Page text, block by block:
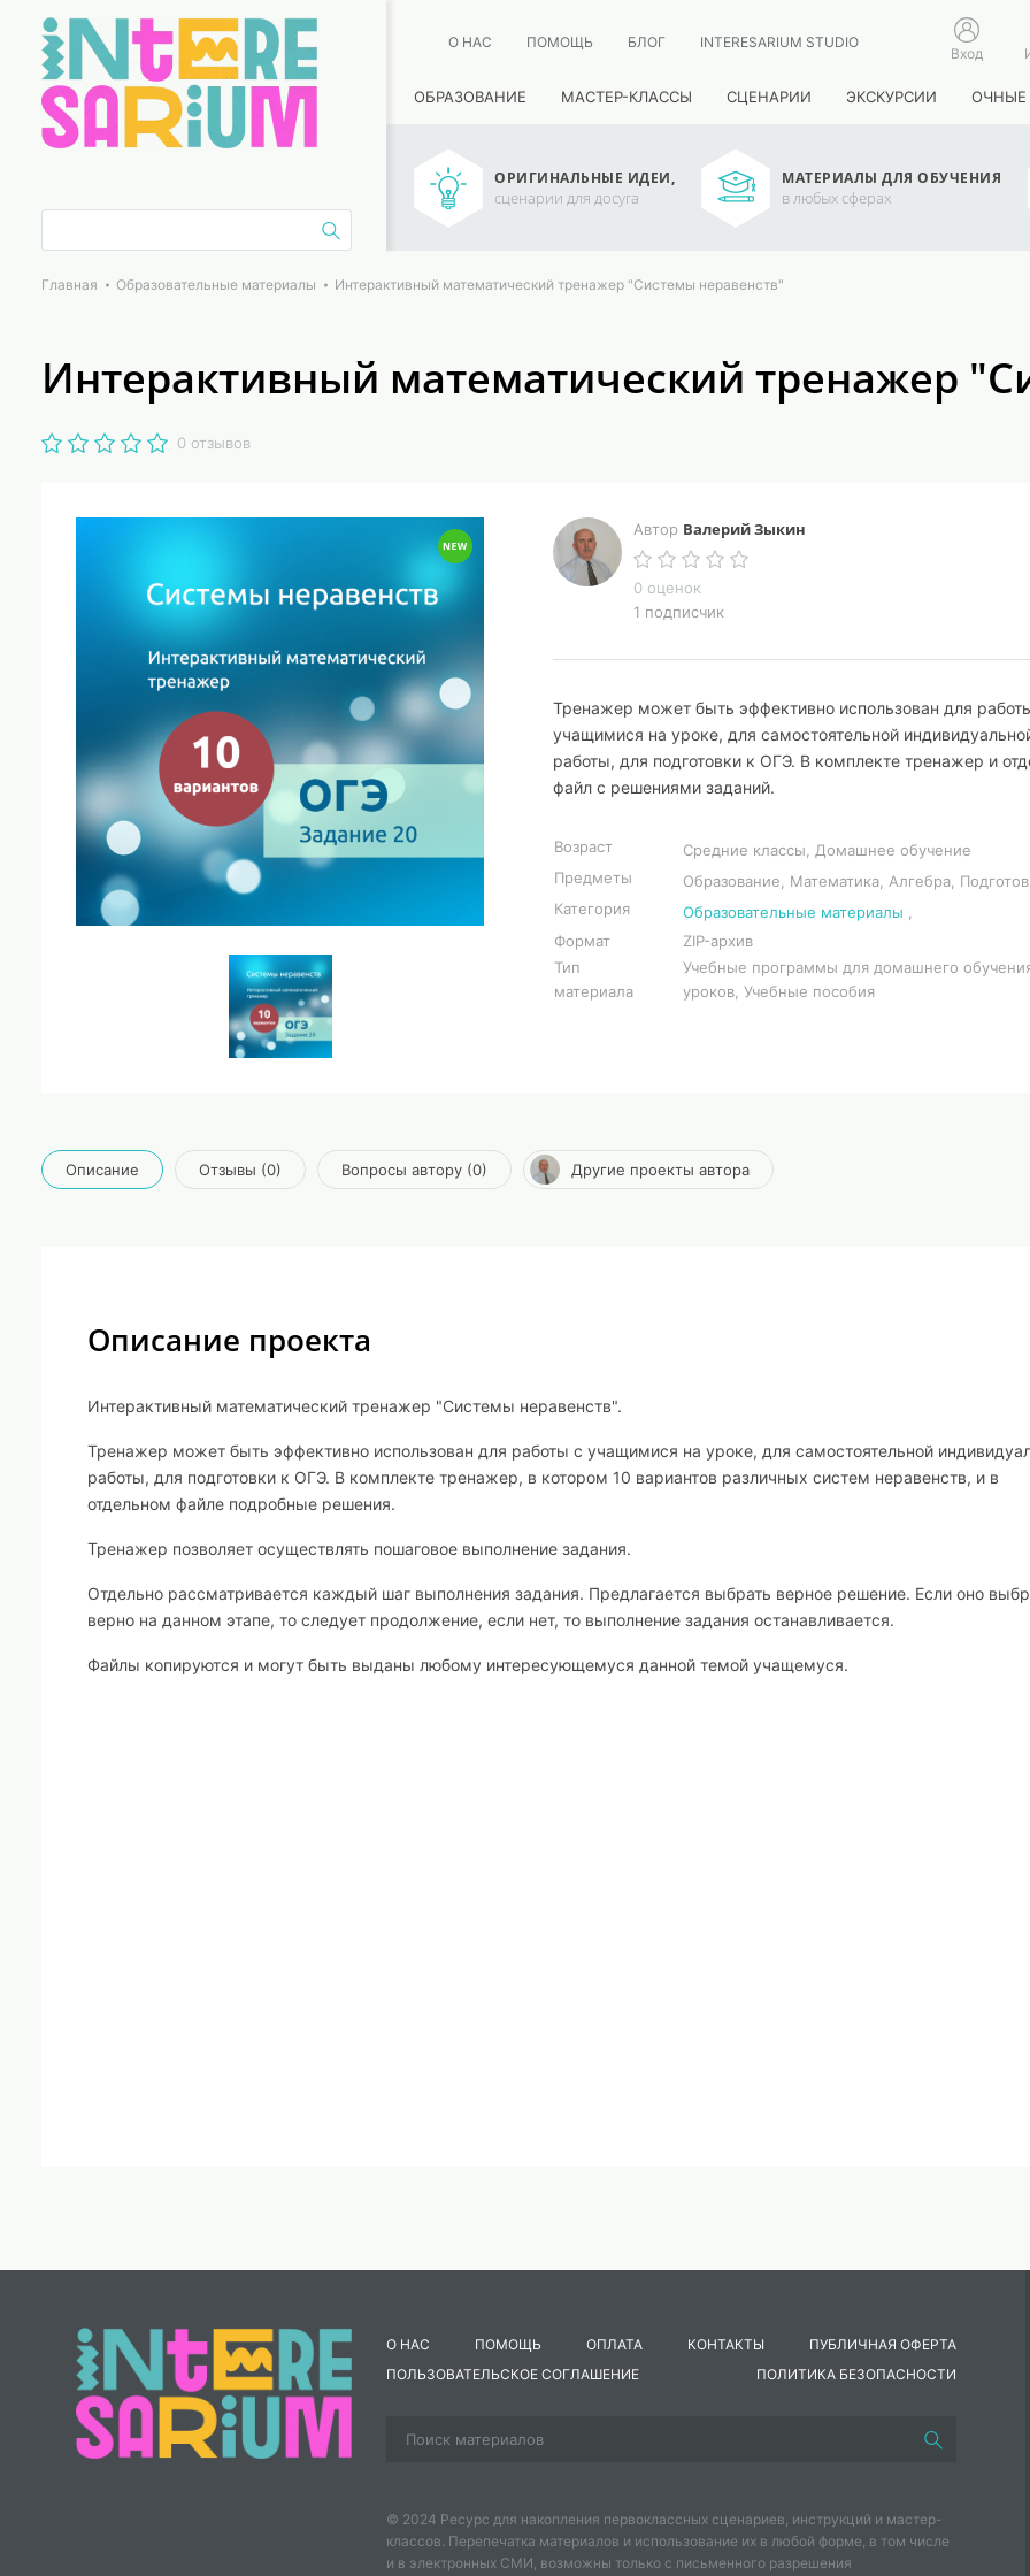
О НАС ПОМОЩЬ БЛОГ INTERESARIUM STUDIO
Вход
ОБРАЗОВАНИЕ МАСТЕР-КЛАССЫ СЦЕНАРИИ ЭКСКУРСИИ ОЧНЫЕ
ОРИГИНАЛЬНЫЕ ИДЕИ,
сценарии для досуга
МАТЕРИАЛЫ ДЛЯ ОБУЧЕНИЯ
в любых сферах
Главная Образовательные материалы Интерактивный математический тренажер "Системы неравенств"
Интерактивный математический тренажер
0 отзывов
Автор Валерий Зыкин
0 оценок
1 подписчик
Тренажер может быть эффективно использован для
учащимися на уроке, для самостоятельной
работы, для подготовки к ОГЭ. В комплекте тренажер и
файл с решениями заданий.
Возраст
Средние классы, Домашнее обучение
Предметы
Образование, Математика, Алгебра,
Категория
Образовательные материалы
Формат
ZIP-архив
Тип
материала
Учебные программы для домашнего
уроков, Учебные пособия
Описание Отзывы (0) Вопросы автору (0) Другие проекты автора
Описание проекта
Интерактивный математический тренажер "Системы неравенств".
Тренажер может быть эффективно использован для работы с учащимися на уроке, для самостоятельной
работы, для подготовки к ОГЭ. В комплекте тренажер, в котором 10 вариантов различных систем неравенств, и в
отдельном файле подробные решения.
Тренажер позволяет осуществлять пошаговое выполнение задания.
Отдельно рассматривается каждый шаг выполнения задания. Предлагается выбрать верное решение. Если оно
верно на данном этапе, то следует продолжение, если нет, то выполнение задания останавливается.
Файлы копируются и могут быть выданы любому интересующемуся данной темой учащемуся.
О НАС ПОМОЩЬ ОПЛАТА КОНТАКТЫ
ПУБЛИЧНАЯ ОФЕРТА
ПОЛЬЗОВАТЕЛЬСКОЕ СОГЛАШЕНИЕ
ПОЛИТИКА БЕЗОПАСНОСТИ
© 2024 Ресурс для накопления первоклассных сценариев, инструкций и мастер-
классов. Перепечатка материалов и использование их в любой форме, в том числе
и в электронных СМИ, возможны только с письменного разрешения